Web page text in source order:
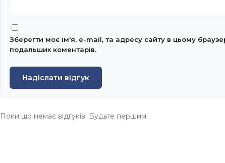
Зберегти моє ім'я, e-mail, та адресу сайту в цьому
подальших коментарів.
Надіслати відгук
Поки що немає відгуків. Будьте першим!